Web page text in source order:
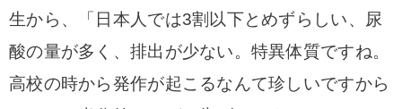
生から、「日本人では3割以下とめずらしい、尿
酸の量が多く、排出が少ない。特異体質ですね。
高校の時から発作が起こるなんて珍しいですから